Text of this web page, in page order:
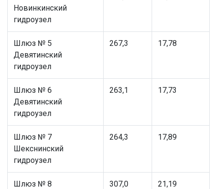
Новинкинский
гидроузел
Шлюз № 5
Девятинский
гидроузел
267,3 17,78
Шлюз № 6
Девятинский
гидроузел
263,1 17,73
Шлюз № 7
Шекснинский
гидроузел
264,3 17,89
Шлюз № 8
307,0 21,19